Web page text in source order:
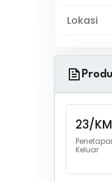
Lokasi
23/
Keluar